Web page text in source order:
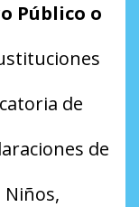
Público o
de
de